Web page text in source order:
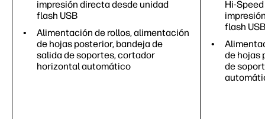
impresión directa desde unidad
flash USB
Alimentación de rollos, alimentación
de hojas posterior, bandeja de
salida de soportes, cortador
horizontal automático
Hi-
flash USB
de hojas
de